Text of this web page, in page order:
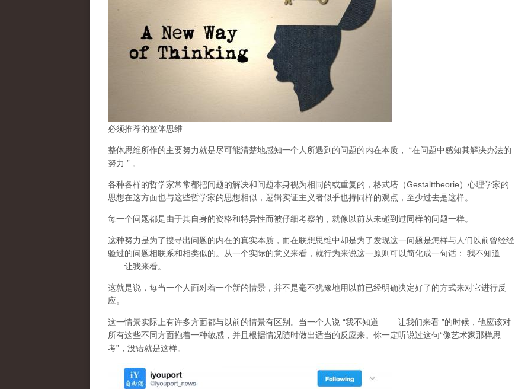
必须推荐的整体思维
整体思维所作的主要努力就是尽可能清楚地感知一个人所遇到的问题的内在本质， “在问题中感知其解决办法的
努力 ” 。
各种各样的哲学家常常都把问题的解决和问题本身视为相同的或重复的，格式塔（Gestalttheorie）心理学家的
思想在这方面也与这些哲学家的思想相似，逻辑实证主义者似乎也持同样的观点，至少过去是这样。
每一个问题都是由于其自身的资格和特异性而被仔细考察的，就像以前从未碰到过同样的问题一样。
这种努力是为了搜寻出问题的内在的真实本质，而在联想思维中却是为了发现这一问题是怎样与人们以前曾经经
验过的问题相联系和相类似的。从一个实际的意义来看，就行为来说这一原则可以简化成一句话： 我不知道
——让我来看。
这就是说，每当一个人面对着一个新的情景，并不是毫不犹豫地用以前已经明确决定好了的方式来对它进行反
应。
这一情景实际上有许多方面都与以前的情景有区别。当一个人说 “我不知道 ——让我们来看 ”的时候，他应该对
所有这些不同方面抱着一种敏感，并且根据情况随时做出适当的反应来。你一定听说过这句“像艺术家那样思
考”，没错就是这样。